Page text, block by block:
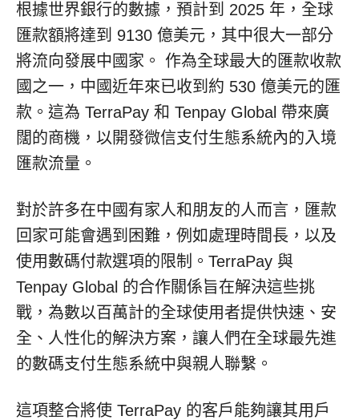
根據世界銀行的數據，預計到 2025 年，全球
匯款額將達到 9130 億美元，其中很大一部分
將流向發展中國家。 作為全球最大的匯款收款
國之一，中國近年來已收到約 530 億美元的匯
款。這為 TerraPay 和 Tenpay Global 帶來廣
闊的商機，以開發微信支付生態系統內的入境
匯款流量。
對於許多在中國有家人和朋友的人而言，匯款
回家可能會遇到困難，例如處理時間長，以及
使用數碼付款選項的限制。TerraPay 與
Tenpay Global 的合作關係旨在解決這些挑
戰，為數以百萬計的全球使用者提供快速、安
全、人性化的解決方案，讓人們在全球最先進
的數碼支付生態系統中與親人聯繫。
這項整合將使 TerraPay 的客戶能夠讓其用戶